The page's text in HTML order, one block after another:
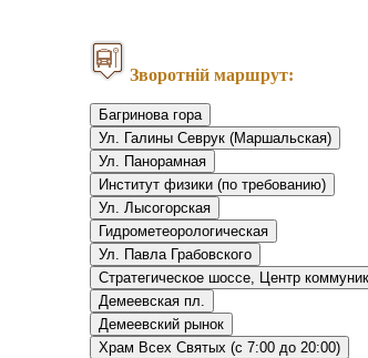
Зворотній маршрут:
Багринова гора
Ул. Галины Севрук (Маршальская)
Ул. Панорамная
Институт физики (по требованию)
Ул. Лысогорская
Гидрометеорологическая
Ул. Павла Грабовского
Стратегическое шоссе, Центр
Демеевская пл.
Демеевский рынок
Храм Всех Святых (c 7:00 до 20:00)